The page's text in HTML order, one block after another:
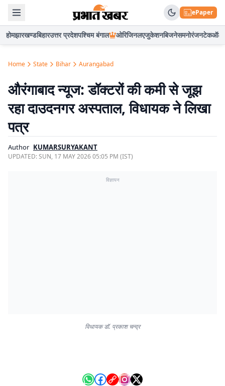
ePaper
होमझारखण्डबिहारउत्तर प्रदेशपश्चिम बंगाल ओरिजिनलएजुकेशनबिजनेसमनोरंजनटेकऑटो
Home State Bihar Aurangabad
औरंगाबाद न्यूज: डॉक्टरों की कमी से जूझ
रहा दाउदनगर अस्पताल, विधायक ने लिखा
पत्र
Author KUMARSURYAKANT
UPDATED:SUN, 17 MAY 2026 05:05 PM (IST)
विज्ञापन
विधायक डॉ. प्रकाश चन्द्र